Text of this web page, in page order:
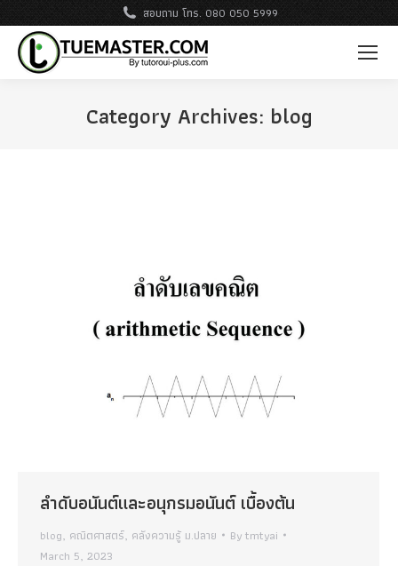
สอบถาม โทร. 080 050 5999
Category Archives: blog
ลำดับอนันต์และอนุกรมอนันต์ เบื้องต้น
blog, คณิตศาสตร์, คลังความรู้ ม.ปลาย Bytmtyai
March 5, 2023